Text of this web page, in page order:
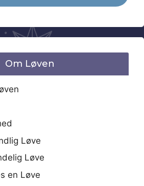
Om Løven
Løve
Løve
en Løve